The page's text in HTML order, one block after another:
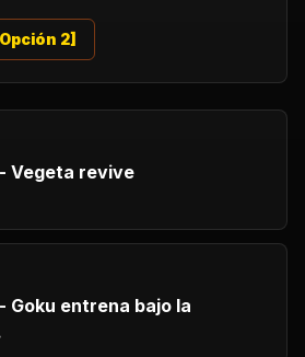
2]
Vegeta revive
Goku entrena bajo la